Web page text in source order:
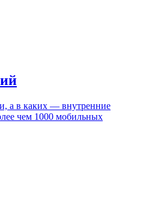
а в каких — внутренние
чем 1000 мобильных